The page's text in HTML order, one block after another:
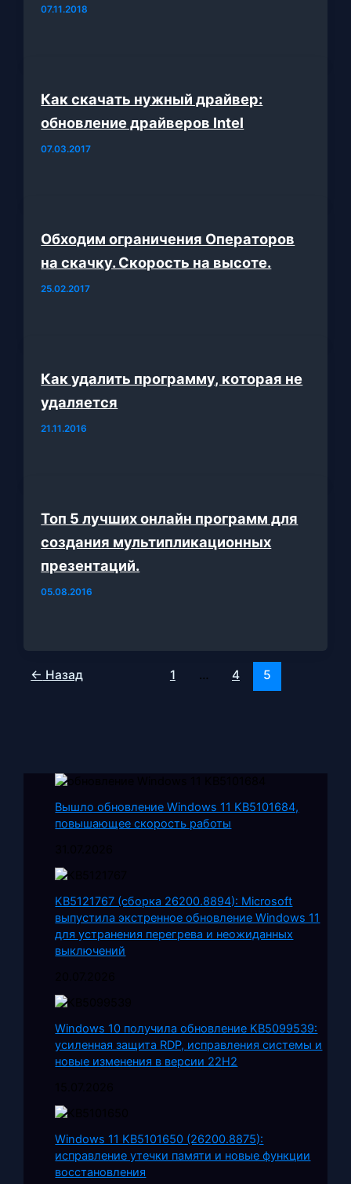
07.11.2018
Как скачать нужный драйвер:
обновление драйверов Intel
07.03.2017
Обходим ограничения Операторов
на скачку. Скорость на высоте.
25.02.2017
Как удалить программу, которая не
удаляется
21.11.2016
Топ 5 лучших онлайн программ для
создания мультипликационных
презентаций.
05.08.2016
← Назад 1 … 4 5
Вышло обновление Windows 11 KB5101684,
повышающее скорость работы
KB5121767 (сборка 26200.8894): Microsoft
выпустила экстренное обновление Windows 11
для устранения перегрева и неожиданных
выключений
Windows 10 получила обновление KB5099539:
усиленная защита RDP, исправления системы и
новые изменения в версии 22H2
Windows 11 KB5101650 (26200.8875):
исправление утечки памяти и новые функции
восстановления